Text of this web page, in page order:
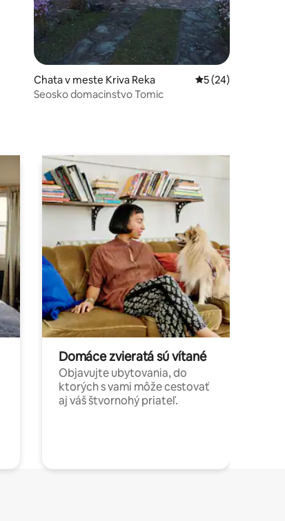
Chata v meste Kriva Reka Priemerné
5 (24)
Seosko domacinstvo Tomic
Domáce zvieratá sú vítané
Objavujte ubytovania, do
ktorých s vami môže cestovať
aj váš štvornohý priateľ.